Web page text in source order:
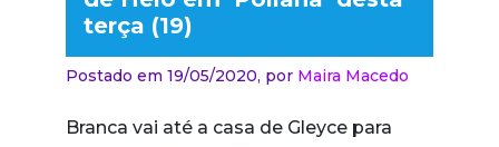
terça (19)
Postado em 19/05/2020, por Maira Macedo
Branca vai até a casa de Gleyce para